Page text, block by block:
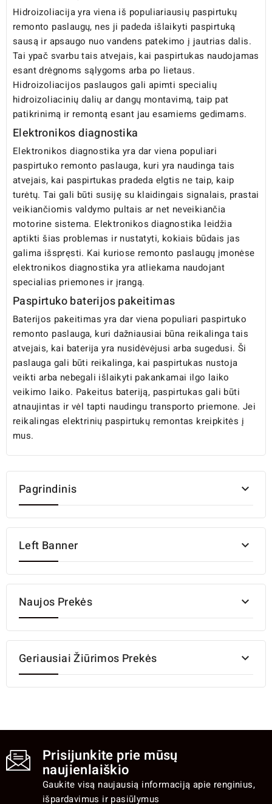
Hidroizoliacija yra viena iš populiariausių paspirtukų
remonto paslaugų, nes ji padeda išlaikyti paspirtuką
sausą ir apsaugo nuo vandens patekimo į jautrias dalis.
Tai ypač svarbu tais atvejais, kai paspirtukas naudojamas
esant drėgnoms sąlygoms arba po lietaus.
Hidroizoliacijos paslaugos gali apimti specialių
hidroizoliacinių dalių ar dangų montavimą, taip pat
patikrinimą ir remontą esant jau esamiems gedimams.
Elektronikos diagnostika
Elektronikos diagnostika yra dar viena populiari
paspirtuko remonto paslauga, kuri yra naudinga tais
atvejais, kai paspirtukas pradeda elgtis ne taip, kaip
turėtų. Tai gali būti susiję su klaidingais signalais, prastai
veikiančiomis valdymo pultais ar net neveikiančia
motorine sistema. Elektronikos diagnostika leidžia
aptikti šias problemas ir nustatyti, kokiais būdais jas
galima išspręsti. Kai kuriose remonto paslaugų įmonėse
elektronikos diagnostika yra atliekama naudojant
specialias priemones ir įrangą.
Paspirtuko baterijos pakeitimas
Baterijos pakeitimas yra dar viena populiari paspirtuko
remonto paslauga, kuri dažniausiai būna reikalinga tais
atvejais, kai baterija yra nusidėvėjusi arba sugedusi. Ši
paslauga gali būti reikalinga, kai paspirtukas nustoja
veikti arba nebegali išlaikyti pakankamai ilgo laiko
veikimo laiko. Pakeitus bateriją, paspirtukas gali būti
atnaujintas ir vėl tapti naudingu transporto priemone. Jei
reikalingas elektrinių paspirtukų remontas kreipkitės į
mus.
Pagrindinis 
Left Banner 
Naujos Prekės 
Geriausiai Žiūrimos Prekės 
Prisijunkite prie mūsų
naujienlaiškio
Gaukite visą naujausią informaciją apie renginius,
išpardavimus ir pasiūlymus